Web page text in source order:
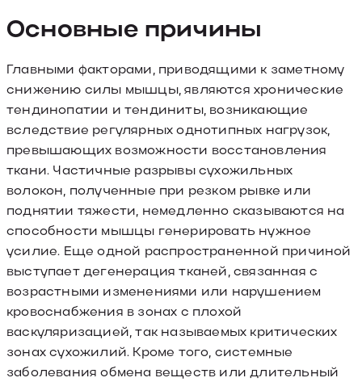
Основные причины
Главными факторами, приводящими к заметному
снижению силы мышцы, являются хронические
тендинопатии и тендиниты, возникающие
вследствие регулярных однотипных нагрузок,
превышающих возможности восстановления
ткани. Частичные разрывы сухожильных
волокон, полученные при резком рывке или
поднятии тяжести, немедленно сказываются на
способности мышцы генерировать нужное
усилие. Еще одной распространенной причиной
выступает дегенерация тканей, связанная с
возрастными изменениями или нарушением
кровоснабжения в зонах с плохой
васкуляризацией, так называемых критических
зонах сухожилий. Кроме того, системные
заболевания обмена веществ или длительный